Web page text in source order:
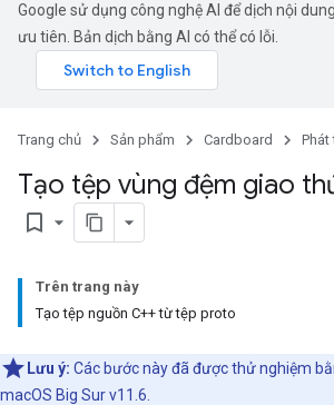
Google sử dụng công nghệ AI để dịch nội
ưu tiên. Bản dịch bằng AI có thể có lỗi.
Trang chủ Sản phẩm Cardboard Phát
Tạo tệp vùng đệm giao
bookmark_border
Trên trang này
Tạo tệp nguồn C++ từ tệp proto
Lưu ý: Các bước này đã được thử nghiệm
macOS Big Sur v11.6.